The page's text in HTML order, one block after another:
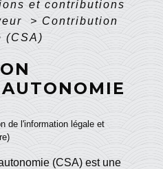
et contributions
> Contribution
(CSA)
de l'information légale et
(CSA) est une